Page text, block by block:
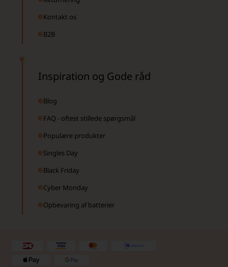
Kontakt os
B2B
Inspiration og Gode råd
Blog
FAQ - oftest stillede spørgsmål
Populære produkter
Singles Day
Black Friday
Cyber Monday
Opbevaring af batterier